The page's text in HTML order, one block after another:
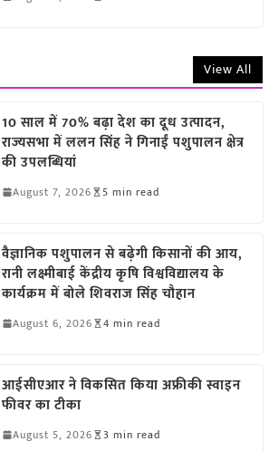
View All
10 साल में 70% बढ़ा देश का दूध उत्पादन,
राज्यसभा में ललन सिंह ने गिनाईं पशुपालन क्षेत्र
की उपलब्धियां
August 7, 2026 5 min read
वैज्ञानिक पशुपालन से बढ़ेगी किसानों की आय,
रानी लक्ष्मीबाई केंद्रीय कृषि विश्वविद्यालय के
कार्यक्रम में बोले शिवराज सिंह चौहान
August 6, 2026 4 min read
आईसीएआर ने विकसित किया अफ्रीकी स्वाइन
फीवर का टीका
August 5, 2026 3 min read